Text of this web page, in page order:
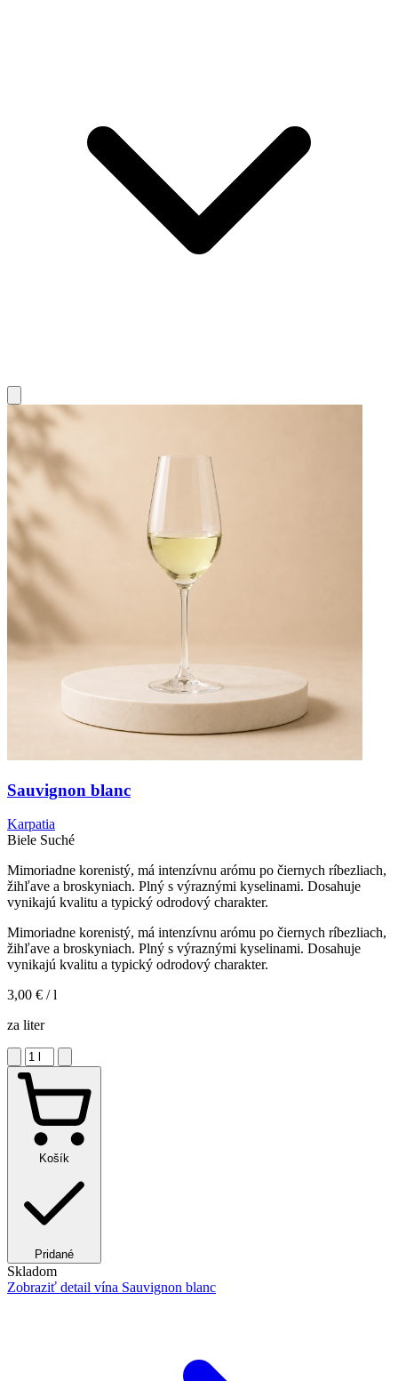
Sauvignon blanc
Karpatia
Biele Suché
Mimoriadne korenistý, má intenzívnu arómu po čiernych ríbezliach,
žihľave a broskyniach. Plný s výraznými kyselinami. Dosahuje
vynikajú kvalitu a typický odrodový charakter.
Mimoriadne korenistý, má intenzívnu arómu po čiernych ríbezliach,
žihľave a broskyniach. Plný s výraznými kyselinami. Dosahuje
vynikajú kvalitu a typický odrodový charakter.
3,00 € / l
za liter
Košík
Pridané
Skladom
Zobraziť detail vína Sauvignon blanc